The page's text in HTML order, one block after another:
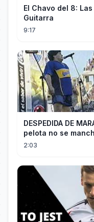
El Chavo del 8:
Guitarra
9:17
DESPEDIDA DE
pelota no se
2:03